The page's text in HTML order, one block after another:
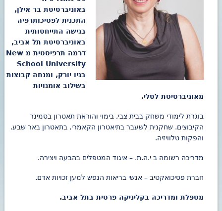
באוניברסיטת בר אילן,
התכנית לפסיכותרפיה
בגישה התייחסותית
באוניברסיטת תל אביב,
דרמה תרפיסטית מ New
School University
בניו יורק, ומנחה קבוצות
בשילוב אומנויות
מאוניברסיטת לסלי.
בוגרת לימודי משחק בבית צבי, בימוי והוראת תאטרון בסמינר
הקיבוצים. שחקנית לשעבר בתיאטרון הקאמרי, בתאטרון באר שבע.
והפקות טלוויזיה.
מדריכה רשומה ב י.ה.ת. – איגוד המטפלים בהבעה ויצירה.
חברת פסיכואקטיב – אנשי בריאות הנפש למען זכויות אדם.
מטפלת ומדריכה בקליניקה פרטית בתל אביב.